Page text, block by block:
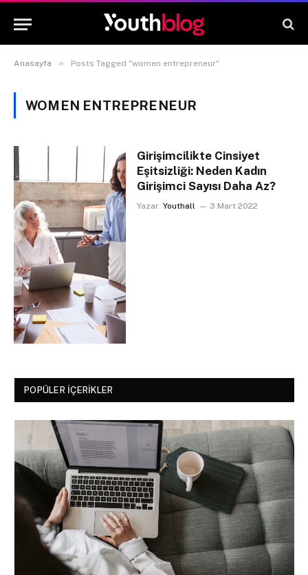
Anasayfa » Posts Tagged "women entrepreneur"
WOMEN ENTREPRENEUR
Girişimcilikte Cinsiyet
Eşitsizliği: Neden Kadın
Girişimci Sayısı Daha Az?
Yazar: Youthall 3 Mart 2022
POPÜLER İÇERIKLER